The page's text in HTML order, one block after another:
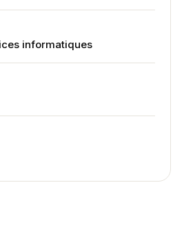
informatiques